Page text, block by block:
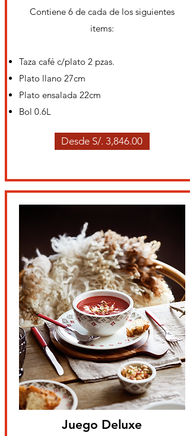
Contiene 6 de cada de los siguientes
items:
Taza café c/plato 2 pzas.
Plato llano 27cm
Plato ensalada 22cm
Bol 0.6L
Desde S/. 3,846.00
Juego Deluxe